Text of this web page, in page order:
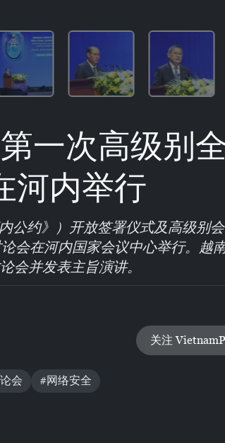
一次高级别
河内举行
公约》）开放签署仪式及高级别
会在河内国家会议中心举行。越
会并发表主旨演讲。
关注
会 #网络安全